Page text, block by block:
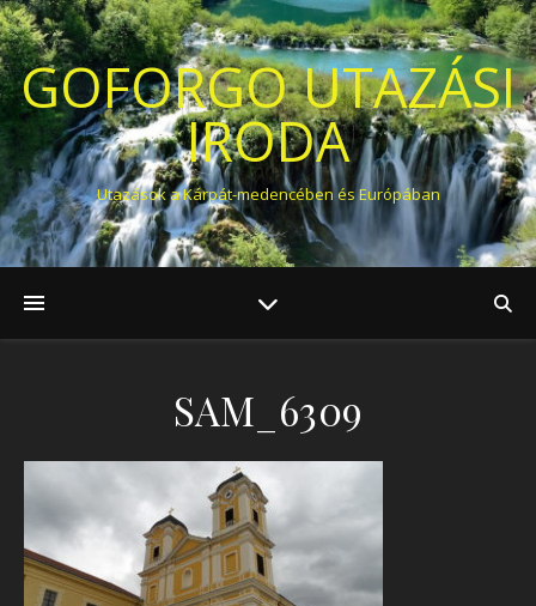
GOFORGO UTAZÁSI
IRODA
Utazások a Kárpát-medencében és Európában
SAM_6309